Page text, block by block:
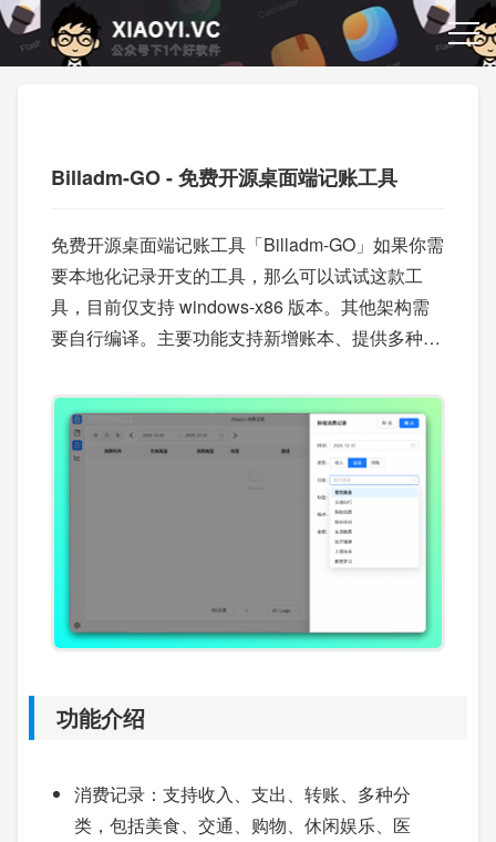
Billadm-GO - 免费开源桌面端记账工具
免费开源桌面端记账工具「Billadm-GO」如果你需
要本地化记录开支的工具，那么可以试试这款工
具，目前仅支持 windows-x86 版本。其他架构需
要自行编译。主要功能支持新增账本、提供多种消
功能介绍
消费记录：支持收入、支出、转账、多种分
类，包括美食、交通、购物、休闲娱乐、医